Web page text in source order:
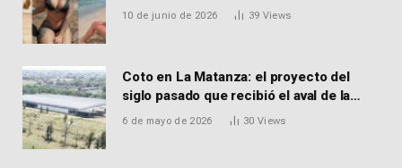
influencer de San Martín acusada de
10 de junio de 2026 39 Views
Coto en La Matanza: el proyecto del
siglo pasado que recibió el aval de la
Justicia para reactivar una obra frenada
6 de mayo de 2026 30 Views